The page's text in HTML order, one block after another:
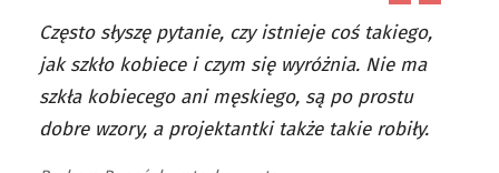
Często słyszę pytanie, czy istnieje coś takiego,
jak szkło kobiece i czym się wyróżnia. Nie ma
szkła kobiecego ani męskiego, są po prostu
dobre wzory, a projektantki także takie robiły.